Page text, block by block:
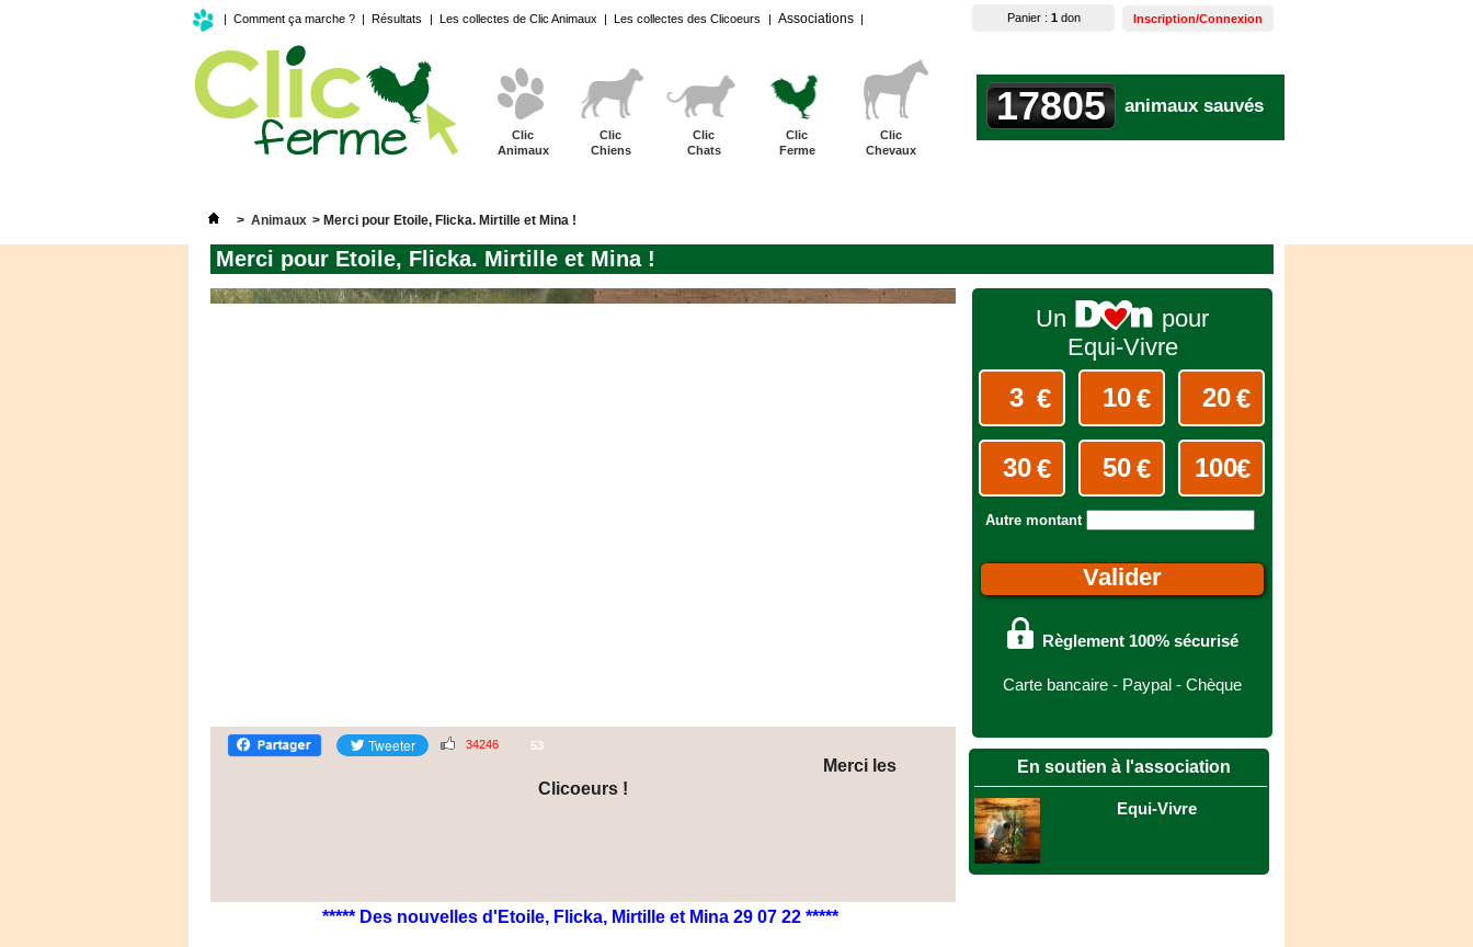
| Comment ça marche ? | Résultats | Les collectes de Clic Animaux | Les collectes des Clicoeurs | Associations |
Clic
Animaux
Clic
Chiens
Clic
Chats
Clic
Ferme
Clic
Chevaux
animaux sauvés
17805
Inscription/Connexion
Panier : 1 don
> Animaux > Merci pour Etoile, Flicka. Mirtille et Mina !
Merci pour Etoile, Flicka. Mirtille et Mina !
34246 53
Merci les
Clicoeurs !
***** Des nouvelles d'Etoile, Flicka, Mirtille et Mina 29 07 22 *****
Un
pour
Equi-Vivre
€ € €
€ € €
Autre montant
Règlement 100% sécurisé
Carte bancaire - Paypal - Chèque
En soutien à l'association
Equi-Vivre